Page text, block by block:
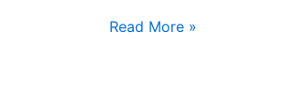
c itt
Conserto
Read More »